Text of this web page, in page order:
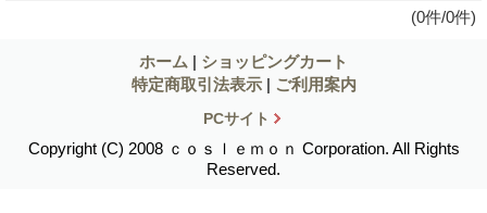
(0件/0件)
ホーム | ショッピングカート
特定商取引法表示 | ご利用案内
PCサイト
Copyright (C) 2008 ｃｏｓｌｅｍｏｎ Corporation. All Rights
Reserved.